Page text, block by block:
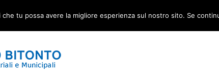
tu possa avere la migliore esperienza sul nostro sito. Se